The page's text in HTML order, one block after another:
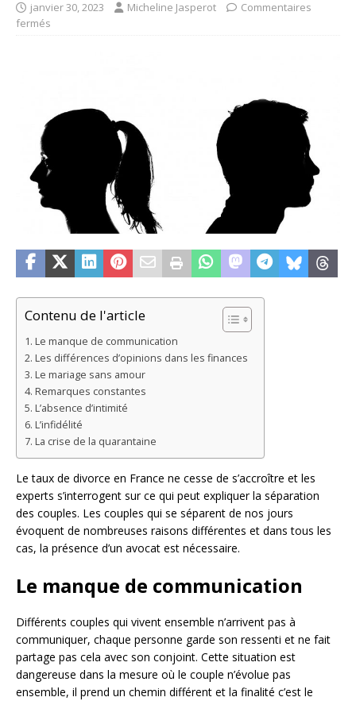
janvier 30, 2023 Micheline Jasperot
Commentaires
fermés
Contenu de l'article
Le manque de communication
Les différences d’opinions dans les finances
Le mariage sans amour
Remarques constantes
L’absence d’intimité
L’infidélité
La crise de la quarantaine
Le taux de divorce en France ne cesse de s’accroître et les
experts s’interrogent sur ce qui peut expliquer la séparation
des couples. Les couples qui se séparent de nos jours
évoquent de nombreuses raisons différentes et dans tous les
cas, la présence d’un avocat est nécessaire.
Le manque de communication
Différents couples qui vivent ensemble n’arrivent pas à
communiquer, chaque personne garde son ressenti et ne fait
partage pas cela avec son conjoint. Cette situation est
dangereuse dans la mesure où le couple n’évolue pas
ensemble, il prend un chemin différent et la finalité c’est le